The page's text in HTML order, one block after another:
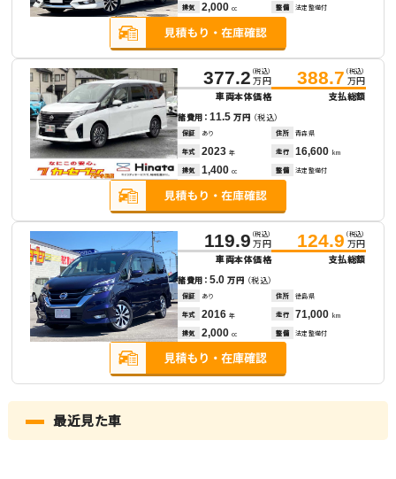
排気 2,000 cc 整備 法定整備付
377.2 （税込）
万円
車両本体価格
388.7 （税込）
万円
支払総額
諸費用：11.5万円 （税込）
保証 あり 住所 青森県
年式 2023 年 走行 16,600 km
排気 1,400 cc 整備 法定整備付
119.9 （税込）
万円
車両本体価格
124.9 （税込）
万円
支払総額
諸費用：5.0万円 （税込）
保証 あり 住所 徳島県
年式 2016 年 走行 71,000 km
排気 2,000 cc 整備 法定整備付
最近見た車